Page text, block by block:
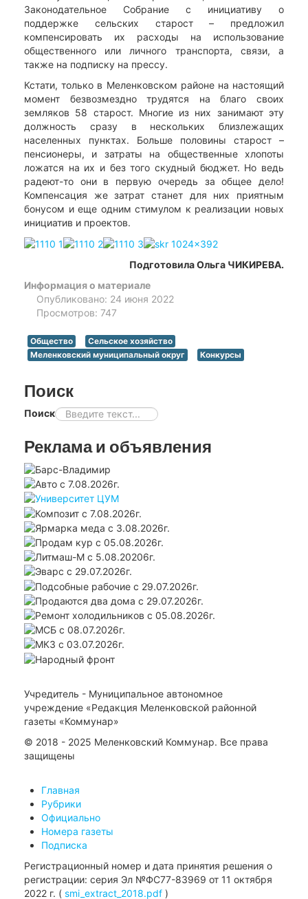
Законодательное Собрание с инициативу о
поддержке сельских старост – предложил
компенсировать их расходы на использование
общественного или личного транспорта, связи, а
также на подписку на прессу.
Кстати, только в Меленковском районе на настоящий
момент безвозмездно трудятся на благо своих
земляков 58 старост. Многие из них занимают эту
должность сразу в нескольких близлежащих
населенных пунктах. Больше половины старост –
пенсионеры, и затраты на общественные хлопоты
ложатся на их и без того скудный бюджет. Но ведь
радеют-то они в первую очередь за общее дело!
Компенсация же затрат станет для них приятным
бонусом и еще одним стимулом к реализации новых
инициатив и проектов.
Подготовила Ольга ЧИКИРЕВА.
Информация о материале
Опубликовано: 24 июня 2022
Просмотров: 747
Общество
Сельское хозяйство
Меленковский муниципальный округ
Конкурсы
Поиск
Поиск
Реклама и объявления
Учредитель - Муниципальное автономное
учреждение «Редакция Меленковской районной
газеты «Коммунар»
© 2018 - 2025 Меленковский Коммунар. Все права
защищены
Главная
Рубрики
Официально
Номера газеты
Подписка
Регистрационный номер и дата принятия решения о
регистрации: серия Эл №ФС77-83969 от 11 октября
2022 г. ( smi_extract_2018.pdf )